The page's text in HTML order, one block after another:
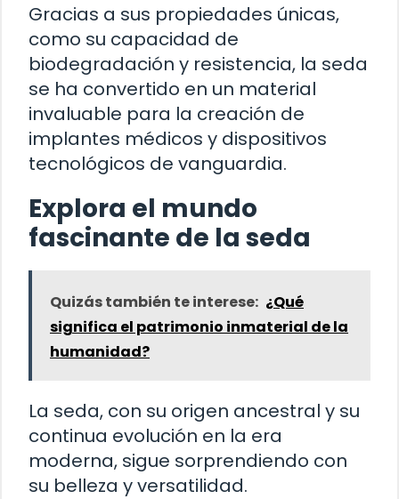
Gracias a sus propiedades únicas,
como su capacidad de
biodegradación y resistencia, la seda
se ha convertido en un material
invaluable para la creación de
implantes médicos y dispositivos
tecnológicos de vanguardia.
Explora el mundo
fascinante de la seda
Quizás también te interese: ¿Qué
significa el patrimonio inmaterial de la
humanidad?
La seda, con su origen ancestral y su
continua evolución en la era
moderna, sigue sorprendiendo con
su belleza y versatilidad.